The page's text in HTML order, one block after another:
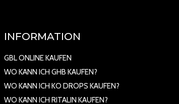
INFORMATION
GBL ONLINE KAUFEN
WO KANN ICH GHB KAUFEN?
WO KANN ICH KO DROPS KAUFEN?
WO KANN ICH RITALIN KAUFEN?